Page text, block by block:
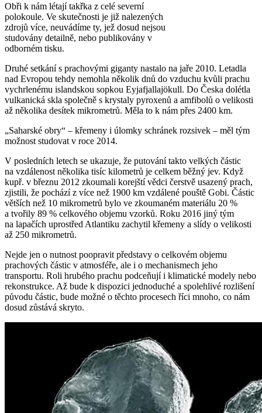
Obři k nám létají takřka z celé severní
polokoule. Ve skutečnosti je již nalezených
zdrojů více, neuvádíme ty, jež dosud nejsou
studovány detailně, nebo publikovány v
odborném tisku.
Druhé setkání s prachovými giganty nastalo na jaře 2010. Letadla
nad Evropou tehdy nemohla několik dnů do vzduchu kvůli prachu
vychrlenému islandskou sopkou Eyjafjallajökull. Do Česka dolétla
vulkanická skla společně s krystaly pyroxenů a amfibolů o velikosti
až několika desítek mikrometrů. Měla to k nám přes 2400 km.
„Saharské obry“ – křemeny i úlomky schránek rozsivek – měl tým
možnost studovat v roce 2014.
V posledních letech se ukazuje, že putování takto velkých částic
na vzdálenost několika tisíc kilometrů je celkem běžný jev. Když
kupř. v březnu 2012 zkoumali korejští vědci čerstvě usazený prach,
zjistili, že pochází z více než 1900 km vzdálené pouště Gobi. Částic
větších než 10 mikrometrů bylo ve zkoumaném materiálu 20 %
a tvořily 89 % celkového objemu vzorků. Roku 2016 jiný tým
na lapačích uprostřed Atlantiku zachytil křemeny a slídy o velikosti
až 250 mikrometrů.
Nejde jen o nutnost poopravit představy o celkovém objemu
prachových částic v atmosféře, ale i o mechanismech jeho
transportu. Roli hrubého prachu podceňují i klimatické modely nebo
rekonstrukce. Až bude k dispozici jednoduché a spolehlivé rozlišení
původu částic, bude možné o těchto procesech říci mnoho, co nám
dosud zůstává skryto.